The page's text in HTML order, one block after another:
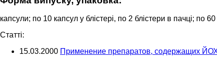
капсули; по 10 капсул у блістері, по 2 блістери в пачці; по
Cтатті:
15.03.2000 Применение препаратов, содержащих